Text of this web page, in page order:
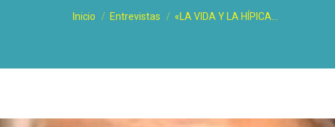
Estás aquí:
Inicio Entrevistas «LA VIDA Y LA HÍPICA…